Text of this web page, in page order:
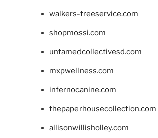
walkers-treeservice.com
shopmossi.com
untamedcollectivesd.com
mxpwellness.com
infernocanine.com
thepaperhousecollection.com
allisonwillisholley.com